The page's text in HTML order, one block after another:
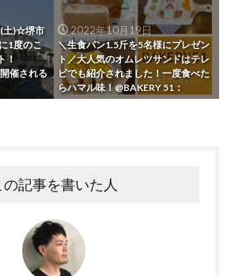
土)☆堺市
1度のこ
！
催される
2022年10月19日
＼生食パン1.5斤を5名様にプレゼン
ト／大人気のオムレツサンドはテレ
ビでも紹介されました！一度食べた
らハマル味！@BAKERY 51：
の記事を書いた人